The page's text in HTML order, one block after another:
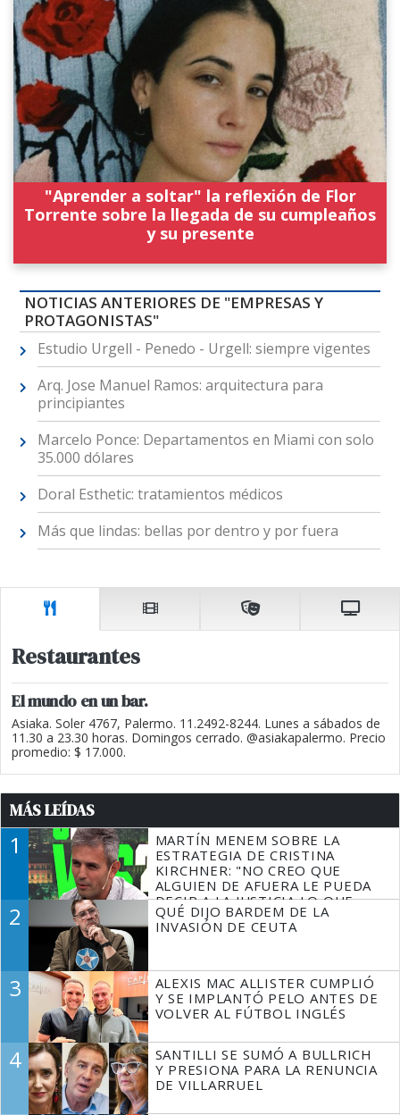
"Aprender a soltar" la reflexión de Flor
Torrente sobre la llegada de su cumpleaños
y su presente
NOTICIAS ANTERIORES DE "EMPRESAS Y
PROTAGONISTAS"
Estudio Urgell - Penedo - Urgell: siempre vigentes
Arq. Jose Manuel Ramos: arquitectura para
principiantes
Marcelo Ponce: Departamentos en Miami con solo
35.000 dólares
Doral Esthetic: tratamientos médicos
Más que lindas: bellas por dentro y por fuera
Restaurantes
El mundo en un bar.
Asiaka. Soler 4767, Palermo. 11.2492-8244. Lunes a sábados de
11.30 a 23.30 horas. Domingos cerrado. @asiakapalermo. Precio
promedio: $ 17.000.
MÁS LEÍDAS
1
MARTÍN MENEM SOBRE LA
ESTRATEGIA DE CRISTINA
KIRCHNER: "NO CREO QUE
ALGUIEN DE AFUERA LE PUEDA
DECIR A LA JUSTICIA LO QUE
TIENE QUE HACER"
2
QUÉ DIJO BARDEM DE LA
INVASIÓN DE CEUTA
3
ALEXIS MAC ALLISTER CUMPLIÓ
Y SE IMPLANTÓ PELO ANTES DE
VOLVER AL FÚTBOL INGLÉS
4
SANTILLI SE SUMÓ A BULLRICH
Y PRESIONA PARA LA RENUNCIA
DE VILLARRUEL